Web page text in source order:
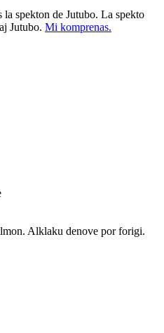
spekton de Jutubo. La spekto
Jutubo. Mi komprenas.
Alklaku denove por forigi.